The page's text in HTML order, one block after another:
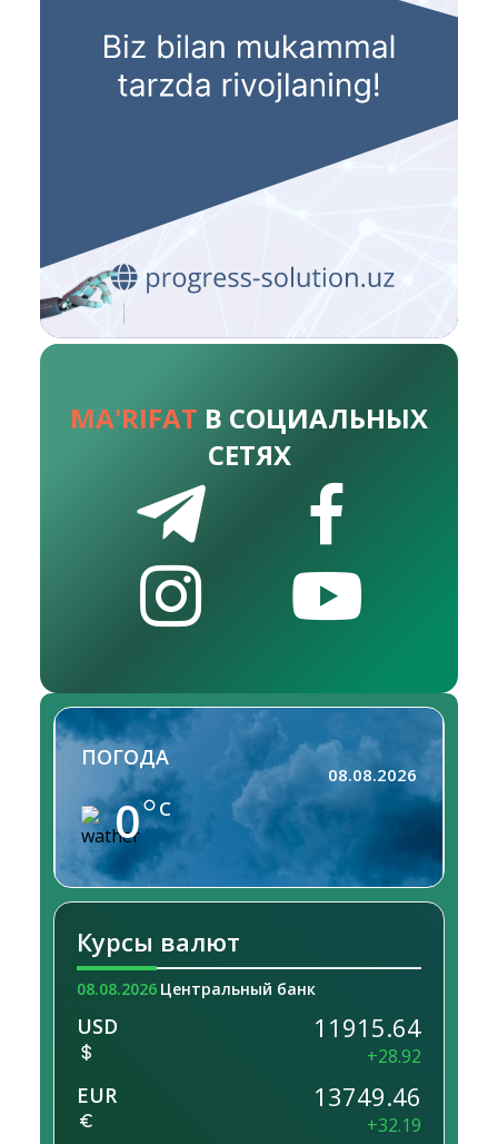
MA'RIFAT В СОЦИАЛЬНЫХ
СЕТЯХ
ПОГОДА
0 C
08.08.2026
Курсы валют
08.08.2026 Центральный банк
USD 11915.64
+28.92
EUR 13749.46
+32.19